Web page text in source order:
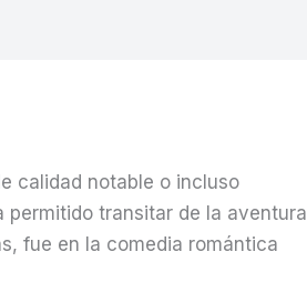
calidad notable o incluso
permitido transitar de la aventura
fue en la comedia romántica